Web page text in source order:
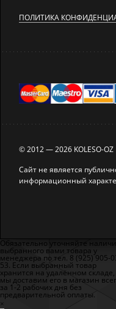
ПОЛИТИКА
© 2012 — 2026 KOLESO-OZ
Сайт не является
информационный
Обязательно уточняйте
выбранного вами товара у
менеджера по тел. 8 (925) 905-
53. Если выбранный товар
хранится на удалённом складе,
мы доставим его в магазин
за 1-2 рабочих дня без
предварительной оплаты.
×